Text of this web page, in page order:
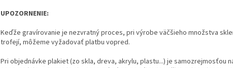
UPOZORNENIE:
Keďže gravírovanie je nezvratný proces, pri výrobe väčšieho množstva
trofejí, môžeme vyžadovať platbu vopred.
Pri objednávke plakiet (zo skla, dreva, akrylu, plastu...) je samozrejmosťou